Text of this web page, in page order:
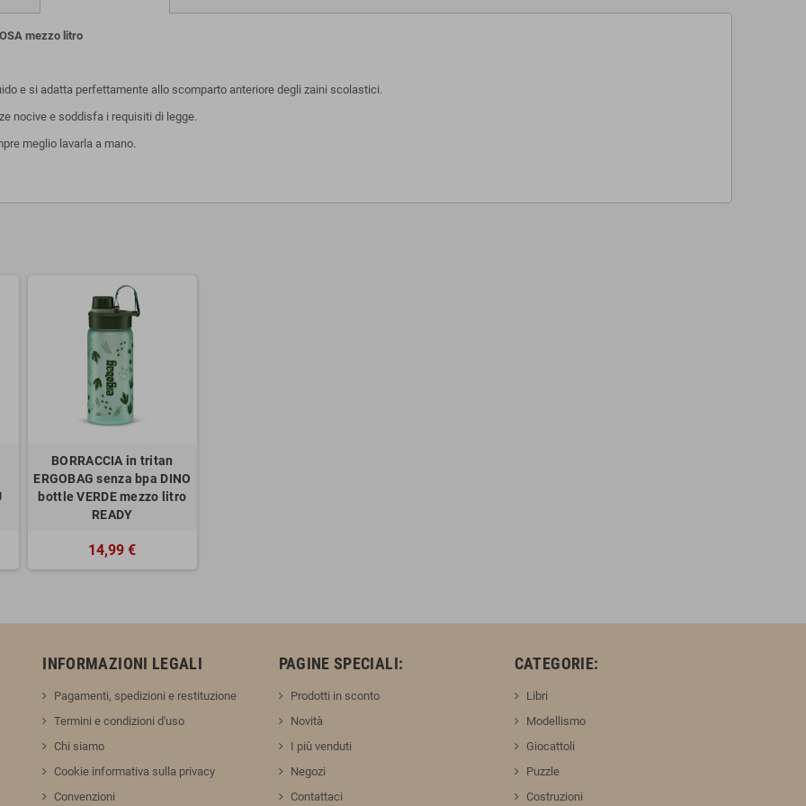
mezzo litro
e si adatta perfettamente allo scomparto anteriore degli zaini scolastici.
nocive e soddisfa i requisiti di legge.
meglio lavarla a mano.
BORRACCIA in tritan
ERGOBAG senza bpa DINO
bottle VERDE mezzo litro
READY
14,99 €
INFORMAZIONI LEGALI
Pagamenti, spedizioni e restituzione
Termini e condizioni d'uso
Chi siamo
Cookie informativa sulla privacy
Convenzioni
PAGINE SPECIALI:
Prodotti in sconto
Novità
I più venduti
Negozi
Contattaci
CATEGORIE:
Libri
Modellismo
Giocattoli
Puzzle
Costruzioni